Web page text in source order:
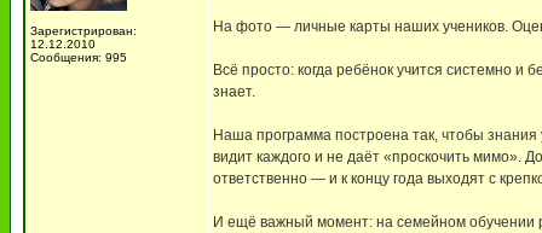
Зарегистрирован:
12.12.2010
Сообщения: 995
На фото — личные карты наших учеников.
Всё просто: когда ребёнок учится системно и
знает.
Наша программа построена так, чтобы знания
видит каждого и не даёт «проскочить мимо».
ответственно — и к концу года выходят с
И ещё важный момент: на семейном обучении